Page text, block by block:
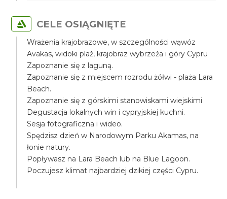
CELE OSIĄGNIĘTE
Wrażenia krajobrazowe, w szczególności wąwóz
Avakas, widoki plaż, krajobraz wybrzeża i góry Cypru
Zapoznanie się z laguną.
Zapoznanie się z miejscem rozrodu żółwi - plaża Lara
Beach.
Zapoznanie się z górskimi stanowiskami wiejskimi
Degustacja lokalnych win i cypryjskiej kuchni.
Sesja fotograficzna i wideo.
Spędzisz dzień w Narodowym Parku Akamas, na
łonie natury.
Popływasz na Lara Beach lub na Blue Lagoon.
Poczujesz klimat najbardziej dzikiej części Cypru.